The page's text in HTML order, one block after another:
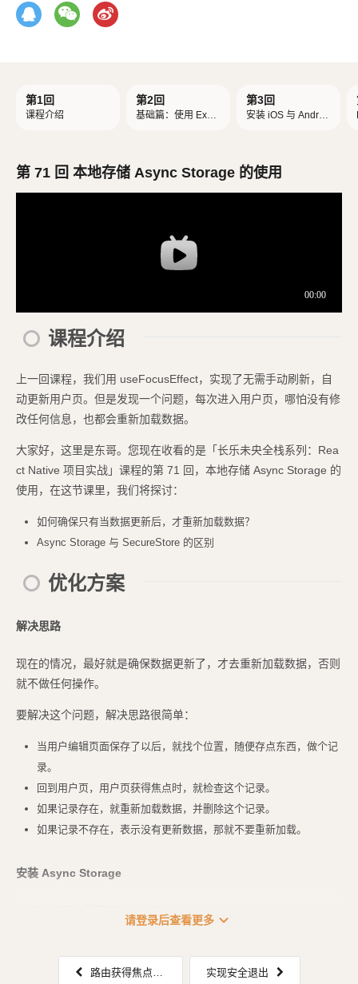
第1回
课程介绍
第2回
基础篇：使用 Expo
第3回
安装 iOS 与 Androi
第 71 回 本地存储 Async Storage 的使用
课程介绍
上一回课程，我们用 useFocusEffect，实现了无需手动刷新，自
动更新用户页。但是发现一个问题，每次进入用户页，哪怕没有修
改任何信息，也都会重新加载数据。
大家好，这里是东哥。您现在收看的是「长乐未央全栈系列：Rea
ct Native 项目实战」课程的第 71 回，本地存储 Async Storage 的
使用，在这节课里，我们将探讨：
如何确保只有当数据更新后，才重新加载数据？
Async Storage 与 SecureStore 的区别
优化方案
解决思路
现在的情况，最好就是确保数据更新了，才去重新加载数据，否则
就不做任何操作。
要解决这个问题，解决思路很简单：
当用户编辑页面保存了以后，就找个位置，随便存点东西，做个记
录。
回到用户页，用户页获得焦点时，就检查这个记录。
如果记录存在，就重新加载数据，并删除这个记录。
如果记录不存在，表示没有更新数据，那就不要重新加载。
安装 Async Storage
请登录后查看更多 expand_more
实现安全退出